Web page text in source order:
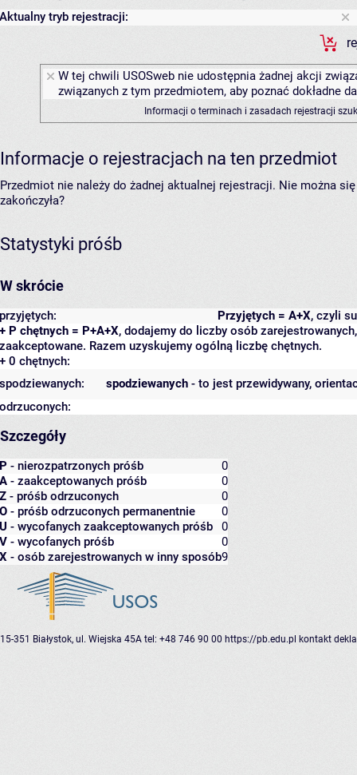
Aktualny tryb rejestracji:
W tej chwili USOSweb nie udostępnia żadnej akcji
związanych z tym przedmiotem, aby poznać dokładne
Informacji o terminach i zasadach rejestracji
Informacje o rejestracjach na ten przedmiot
Przedmiot nie należy do żadnej aktualnej rejestracji. Nie można
zakończyła?
Statystyki próśb
W skrócie
Przyjętych = A+X, czyli
przyjętych:
+ P chętnych = P+A+X, dodajemy do liczby osób
zaakceptowane. Razem uzyskujemy ogólną liczbę chętnych.
+ 0 chętnych:
spodziewanych - to jest przewidywany,
spodziewanych:
odrzuconych:
Szczegóły
P - nierozpatrzonych próśb
0
A - zaakceptowanych próśb
0
Z - próśb odrzuconych
0
O - próśb odrzuconych permanentnie
0
U - wycofanych zaakceptowanych próśb
0
V - wycofanych próśb
0
X - osób zarejestrowanych w inny sposób9
15-351 Białystok, ul. Wiejska 45A tel: +48 746 90 00 https://pb.edu.pl kontakt